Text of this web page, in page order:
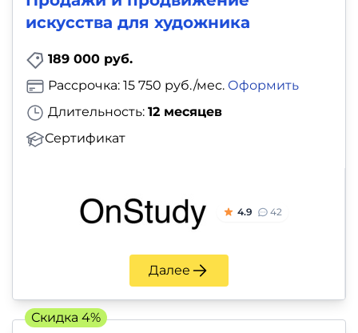
искусства для художника
189 000 руб.
Длительность: 12 месяцев
Сертификат
Рассрочка: 15 750 руб./мес. Оформить
4.9 42
Далее
Скидка 4%